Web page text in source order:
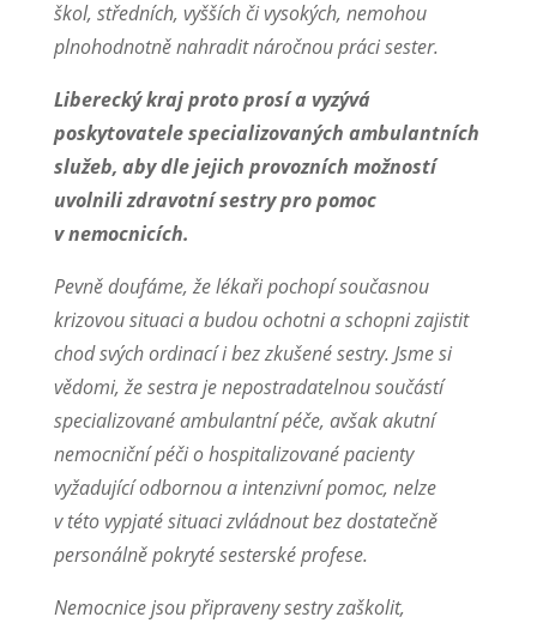
škol, středních, vyšších či vysokých, nemohou
plnohodnotně nahradit náročnou práci sester.
Liberecký kraj proto prosí a vyzývá
poskytovatele specializovaných ambulantních
služeb, aby dle jejich provozních možností
uvolnili zdravotní sestry pro pomoc
v nemocnicích.
Pevně doufáme, že lékaři pochopí současnou
krizovou situaci a budou ochotni a schopni zajistit
chod svých ordinací i bez zkušené sestry. Jsme si
vědomi, že sestra je nepostradatelnou součástí
specializované ambulantní péče, avšak akutní
nemocniční péči o hospitalizované pacienty
vyžadující odbornou a intenzivní pomoc, nelze
v této vypjaté situaci zvládnout bez dostatečně
personálně pokryté sesterské profese.
Nemocnice jsou připraveny sestry zaškolit,